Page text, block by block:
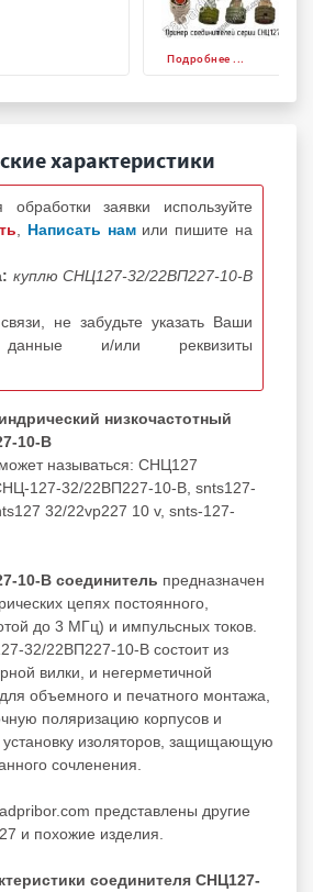
Подробнее ...
характеристики
обработки заявки используйте
Написать нам или пишите на
куплю СНЦ127-32/22ВП227-10-В
не забудьте указать Ваши
данные и/или реквизиты
низкочастотный
10-В
называться: СНЦ127
127-32/22ВП227-10-В, snts127-
32/22vp227 10 v, snts-127-
10-В соединитель предназначен
цепях постоянного,
до 3 МГц) и импульсных токов.
32/22ВП227-10-В состоит из
вилки, и негерметичной
объемного и печатного монтажа,
поляризацию корпусов и
изоляторов, защищающую
сочленения.
представлены другие
и похожие изделия.
соединителя СНЦ127-